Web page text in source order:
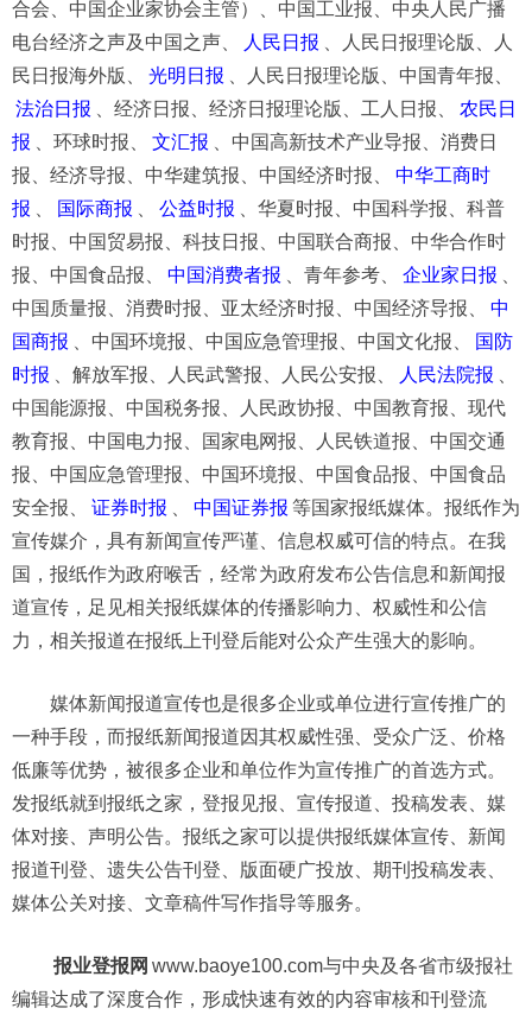
合会、中国企业家协会主管）、中国工业报、中央人民广播
电台经济之声及中国之声、
人民日报
、人民日报理论版、人
民日报海外版、
光明日报
、人民日报理论版、中国青年报、
法治日报
、经济日报、经济日报理论版、工人日报、
农民日
报
、环球时报、 文汇报
、中国高新技术产业导报、消费日
报、经济导报、中华建筑报、中国经济时报、
中华工商时
报
国际商报 公益时报
、华夏时报、中国科学报、科普
时报、中国贸易报、科技日报、中国联合商报、中华合作时
报、中国食品报、
中国消费者报 、青年参考、 企业家日报
中国质量报、消费时报、亚太经济时报、中国经济导报、
中
国商报
、中国环境报、中国应急管理报、中国文化报、
国防
时报
、解放军报、人民武警报、人民公安报、 人民法院报
中国能源报、中国税务报、人民政协报、中国教育报、现代
教育报、中国电力报、国家电网报、人民铁道报、中国交通
报、中国应急管理报、中国环境报、中国食品报、中国食品
安全报、
证券时报 中国证券报 等国家报纸媒体。报纸作为
宣传媒介，具有新闻宣传严谨、信息权威可信的特点。在我
国，报纸作为政府喉舌，经常为政府发布公告信息和新闻报
道宣传，足见相关报纸媒体的传播影响力、权威性和公信
力，相关报道在报纸上刊登后能对公众产生强大的影响。
媒体新闻报道宣传也是很多企业或单位进行宣传推广的
一种手段，而报纸新闻报道因其权威性强、受众广泛、价格
低廉等优势，被很多企业和单位作为宣传推广的首选方式。
发报纸就到报纸之家，登报见报、宣传报道、投稿发表、媒
体对接、声明公告。报纸之家可以提供报纸媒体宣传、新闻
报道刊登、遗失公告刊登、版面硬广投放、期刊投稿发表、
媒体公关对接、文章稿件写作指导等服务。
报业登报网 www.baoye100.com与中央及各省市级报社
编辑达成了深度合作，形成快速有效的内容审核和刊登流